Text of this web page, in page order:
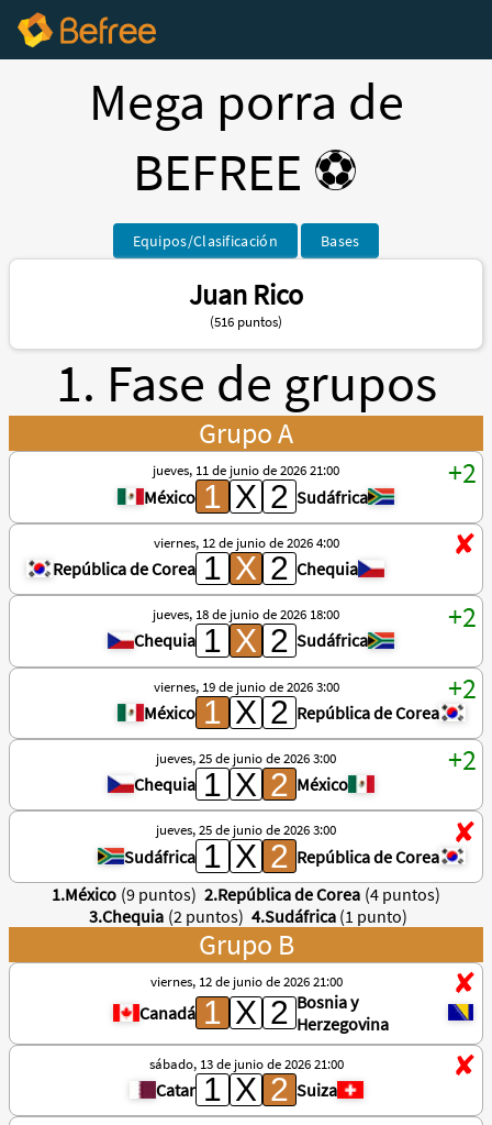
Mega porra de
BEFREE ⚽️
Equipos/Clasificación Bases
Juan Rico
(516 puntos)
1. Fase de grupos
Grupo A
jueves, 11 de junio de 2026 21:00
México Sudáfrica
viernes, 12 de junio de 2026 4:00
República de Corea Chequia
jueves, 18 de junio de 2026 18:00
Chequia Sudáfrica
viernes, 19 de junio de 2026 3:00
México República de Corea
jueves, 25 de junio de 2026 3:00
Chequia México
jueves, 25 de junio de 2026 3:00
Sudáfrica
República de Corea
1.México (9 puntos) 2.República de Corea (4 puntos)
3.Chequia (2 puntos) 4.Sudáfrica (1 punto)
Grupo B
viernes, 12 de junio de 2026 21:00
Canadá
Bosnia y
Herzegovina
sábado, 13 de junio de 2026 21:00
Catar Suiza